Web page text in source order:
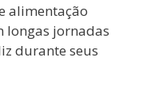
alimentação
longas jornadas
durante seus